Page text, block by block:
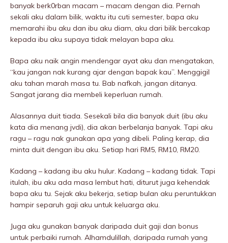
banyak berk0rban macam – macam dengan dia. Pernah
sekali aku dalam bilik, waktu itu cuti semester, bapa aku
memarahi ibu aku dan ibu aku diam, aku dari bilik bercakap
kepada ibu aku supaya tidak melayan bapa aku.
Bapa aku naik angin mendengar ayat aku dan mengatakan,
“kau jangan nak kurang ajar dengan bapak kau”. Menggigil
aku tahan marah masa tu. Bab nafkah, jangan ditanya.
Sangat jarang dia membeli keperluan rumah.
Alasannya duit tiada. Sesekali bila dia banyak duit (ibu aku
kata dia menang jvdi), dia akan berbelanja banyak. Tapi aku
ragu – ragu nak gunakan apa yang dibeli. Paling kerap, dia
minta duit dengan ibu aku. Setiap hari RM5, RM10, RM20.
Kadang – kadang ibu aku hulur. Kadang – kadang tidak. Tapi
itulah, ibu aku ada masa lembut hati, diturut juga kehendak
bapa aku tu. Sejak aku bekerja, setiap bulan aku peruntukkan
hampir separuh gaji aku untuk keluarga aku.
Juga aku gunakan banyak daripada duit gaji dan bonus
untuk perbaiki rumah. Alhamdulillah, daripada rumah yang